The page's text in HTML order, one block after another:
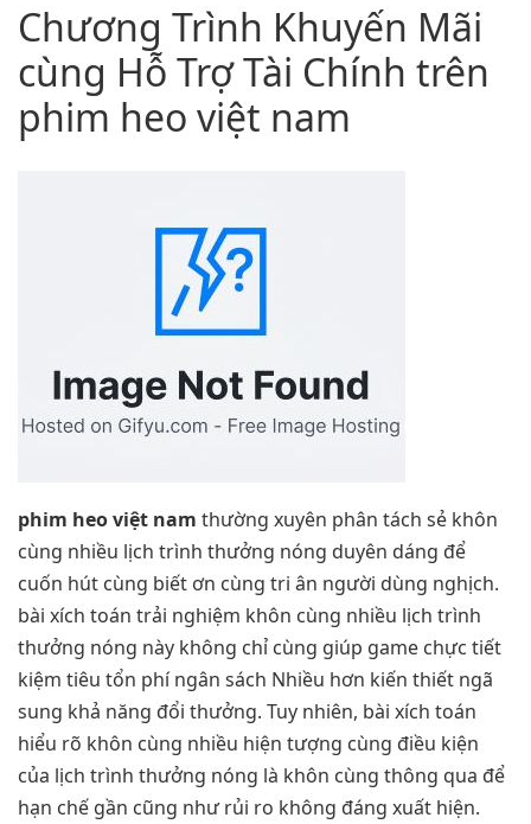
Chương Trình Khuyến Mãi
cùng Hỗ Trợ Tài Chính trên
phim heo việt nam
phim heo việt nam thường xuyên phân tách sẻ khôn
cùng nhiều lịch trình thưởng nóng duyên dáng để
cuốn hút cùng biết ơn cùng tri ân người dùng nghịch.
bài xích toán trải nghiệm khôn cùng nhiều lịch trình
thưởng nóng này không chỉ cùng giúp game chực tiết
kiệm tiêu tổn phí ngân sách Nhiều hơn kiến thiết ngã
sung khả năng đổi thưởng. Tuy nhiên, bài xích toán
hiểu rõ khôn cùng nhiều hiện tượng cùng điều kiện
của lịch trình thưởng nóng là khôn cùng thông qua để
hạn chế gần cũng như rủi ro không đáng xuất hiện.